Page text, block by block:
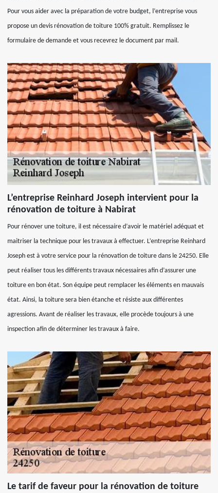
Pour vous aider avec la préparation de votre budget, l’entreprise vous
propose un devis rénovation de toiture 100% gratuit. Remplissez le
formulaire de demande et vous recevrez le document par mail.
L’entreprise Reinhard Joseph intervient pour la
rénovation de toiture à Nabirat
Pour rénover une toiture, il est nécessaire d’avoir le matériel adéquat et
maitriser la technique pour les travaux à effectuer. L’entreprise Reinhard
Joseph est à votre service pour la rénovation de toiture dans le 24250. Elle
peut réaliser tous les différents travaux nécessaires afin d’assurer une
toiture en bon état. Son équipe peut remplacer les éléments en mauvais
état. Ainsi, la toiture sera bien étanche et résiste aux différentes
agressions. Avant de réaliser les travaux, elle procède toujours à une
inspection afin de déterminer les travaux à faire.
Le tarif de faveur pour la rénovation de toiture